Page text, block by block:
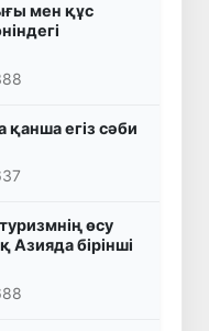
мен құс
егіз сәби
өсу
бірінші